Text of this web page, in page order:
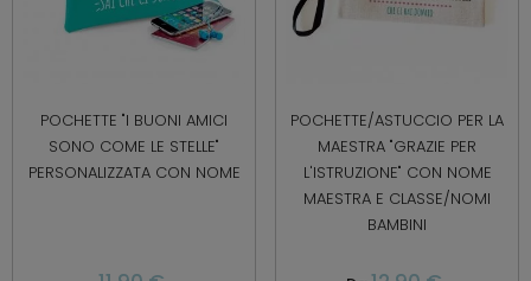
POCHETTE "I BUONI AMICI
SONO COME LE STELLE"
PERSONALIZZATA CON NOME
POCHETTE/ASTUCCIO PER LA
MAESTRA "GRAZIE PER
L'ISTRUZIONE" CON NOME
MAESTRA E CLASSE/NOMI
BAMBINI